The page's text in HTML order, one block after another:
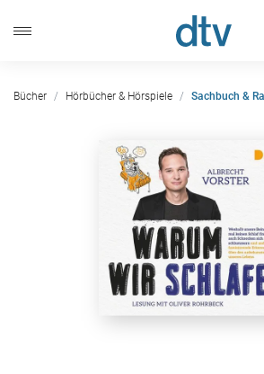
Bücher Hörbücher & Hörspiele Sachbuch &